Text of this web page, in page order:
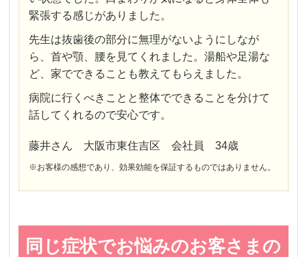
緊張する感じがありました。
先生は抜歯後の部分に無理がないようにしなが
ら、首や顎、腰を見てくれました。湯船や足湯な
ど、家でできることも教えてもらえました。
病院に行くべきことと整体でできることを分けて
話してくれるので安心です。
藤井さん 大阪市東住吉区 会社員 34歳
※お客様の感想であり、効果効能を保証するものではありません。
同じ症状でお悩みのお客さまの